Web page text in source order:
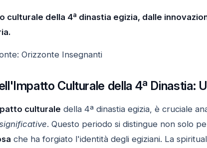
culturale della 4ª dinastia egizia, dalle
Orizzonte Insegnanti
Culturale della 4ª Dinastia:
culturale della 4ª dinastia egizia, è cruciale
. Questo periodo si distingue non solo
che ha forgiato l'identità degli egiziani. La